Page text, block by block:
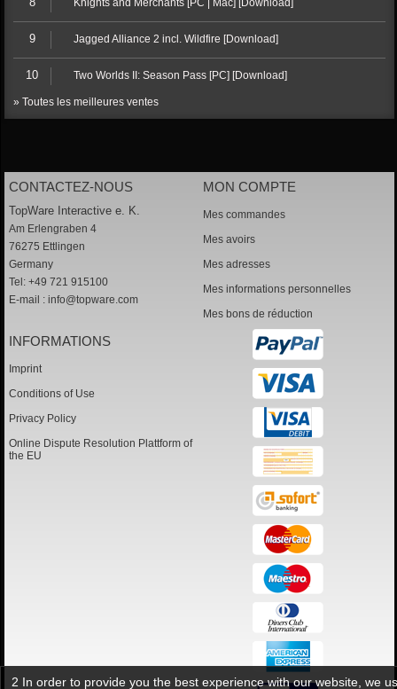
Knights and Merchants [PC | Mac] [Download]
9 Jagged Alliance 2 incl. Wildfire [Download]
10 Two Worlds II: Season Pass [PC] [Download]
» Toutes les meilleures ventes
CONTACTEZ-NOUS
TopWare Interactive e. K.
Am Erlengraben 4
76275 Ettlingen
Germany
Tel: +49 721 915100
E-mail : info@topware.com
MON COMPTE
Mes commandes
Mes avoirs
Mes adresses
Mes informations personnelles
Mes bons de réduction
INFORMATIONS
Imprint
Conditions of Use
Privacy Policy
Online Dispute Resolution Plattform of
the EU
2 In order to provide you the best experience with our website, we